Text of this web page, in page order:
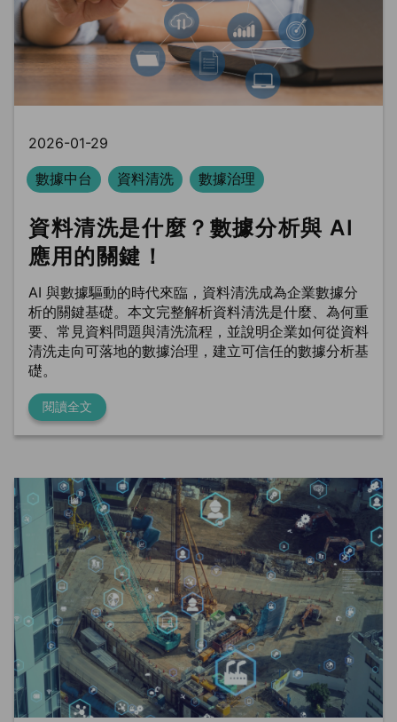
2026-01-29
數據中台
資料清洗 數據治理
資料清洗是什麼？數據分析與 AI
應用的關鍵！
AI 與數據驅動的時代來臨，資料清洗成為企業數據分
析的關鍵基礎。本文完整解析資料清洗是什麼、為何重
要、常見資料問題與清洗流程，並說明企業如何從資料
清洗走向可落地的數據治理，建立可信任的數據分析基
礎。
閱讀全文